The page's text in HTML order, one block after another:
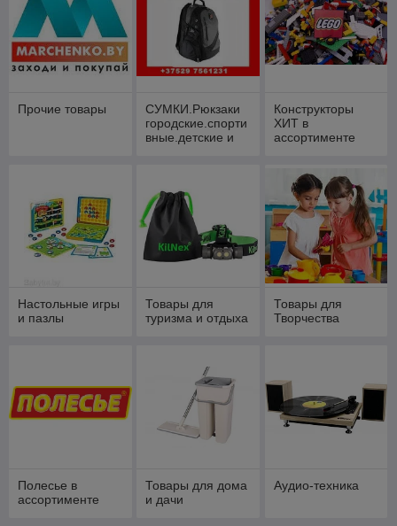
Прочие товары
СУМКИ.Рюкзаки
городские.спорти
вные.детские и
Конструкторы
ХИТ в
ассортименте
Настольные игры
и пазлы
Товары для
туризма и отдыха
Товары для
Творчества
Полесье в
ассортименте
Товары для дома
и дачи
Аудио-техника